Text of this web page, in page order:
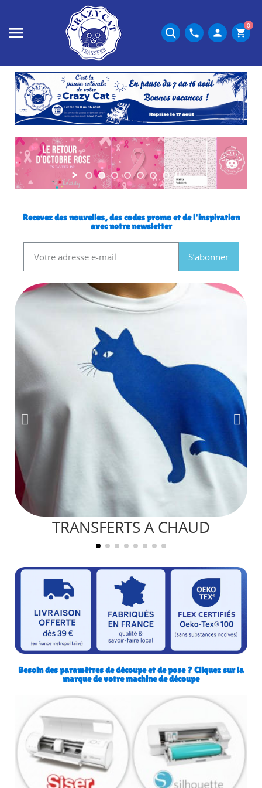
phone person shopping_cart
0
Recevez des nouvelles, des codes promo et de l'inspiration
avec notre newsletter
S’abonner
TRANSFERTS A CHAUD
Besoin des paramètres de découpe et de pose ? Cliquez sur la
marque de votre machine de découpe